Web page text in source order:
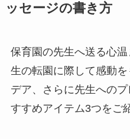
ッセージの書き方
保育園の先生へ送る心
生の転園に際して感動
デア、さらに先生への
すすめアイテム3つをご